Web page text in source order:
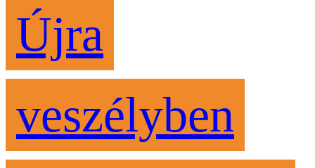
Újra
veszélyben